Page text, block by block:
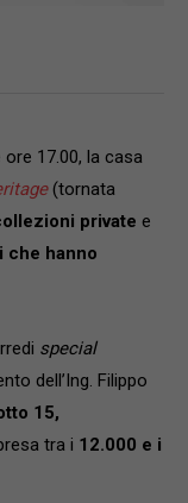
ore 17.00, la casa
(tornata
private e
che hanno
special
dell’Ing. Filippo
15,
tra i 12.000 e i